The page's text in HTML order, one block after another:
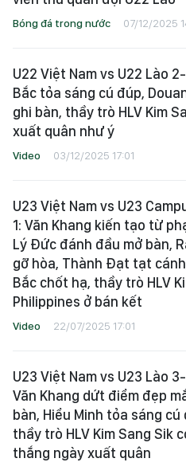
Bóng đá trong nước 07/12/2025
U22 Việt Nam vs U22 Lào
Bắc tỏa sáng cú đúp,
ghi bàn, thầy trò HLV Kim
xuất quân như ý
Video 03/12/2025 17:01
U23 Việt Nam vs U23
1: Văn Khang kiến tạo từ
Lý Đức đánh đầu mở bàn,
gỡ hòa, Thành Đạt tạt
Bắc chốt hạ, thầy trò HLV
Philippines ở bán kết
Video 22/07/2025 17:01
U23 Việt Nam vs U23 Lào
Văn Khang dứt điểm đẹp
bàn, Hiểu Minh tỏa sáng cú
thầy trò HLV Kim Sang Sik
thắng ngày xuất quân